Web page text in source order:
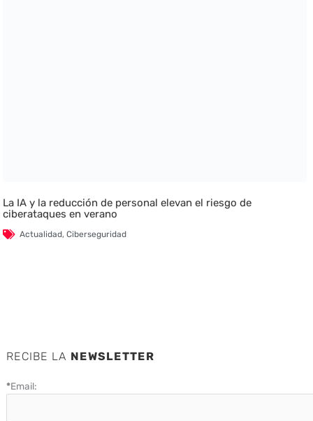
La IA y la reducción de personal elevan el riesgo de
ciberataques en verano
Actualidad,Ciberseguridad
RECIBE LA NEWSLETTER
*Email: